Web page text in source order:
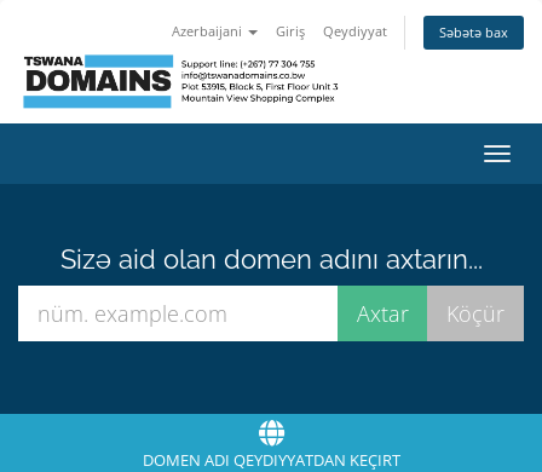
Azerbaijani Giriş Qeydiyyat Səbətə bax
keçid
Sizə aid olan domen adını axtarın...
DOMEN ADI QEYDIYYATDAN KEÇIRT